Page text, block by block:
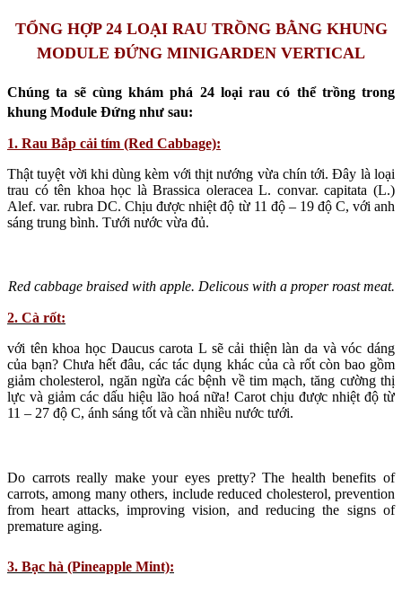
khay
nước)
lượng
TỔNG HỢP 24 LOẠI RAU TRỒNG BẰNG KHUNG
MODULE ĐỨNG MINIGARDEN VERTICAL
Chúng ta sẽ cùng khám phá 24 loại rau có thể trồng trong
khung Module Đứng như sau:
1. Rau Bắp cải tím (Red Cabbage):
Thật tuyệt vời khi dùng kèm với thịt nướng vừa chín tới. Đây là loại
trau có tên khoa học là Brassica oleracea L. convar. capitata (L.)
Alef. var. rubra DC. Chịu được nhiệt độ từ 11 độ – 19 độ C, với anh
sáng trung bình. Tưới nước vừa đủ.
Red cabbage braised with apple. Delicous with a proper roast meat.
2. Cà rốt:
với tên khoa học Daucus carota L sẽ cải thiện làn da và vóc dáng
của bạn? Chưa hết đâu, các tác dụng khác của cà rốt còn bao gồm
giảm cholesterol, ngăn ngừa các bệnh về tim mạch, tăng cường thị
lực và giảm các dấu hiệu lão hoá nữa! Carot chịu được nhiệt độ từ
11 – 27 độ C, ánh sáng tốt và cần nhiều nước tưới.
Do carrots really make your eyes pretty? The health benefits of
carrots, among many others, include reduced cholesterol, prevention
from heart attacks, improving vision, and reducing the signs of
premature aging.
3. Bạc hà (Pineapple Mint):